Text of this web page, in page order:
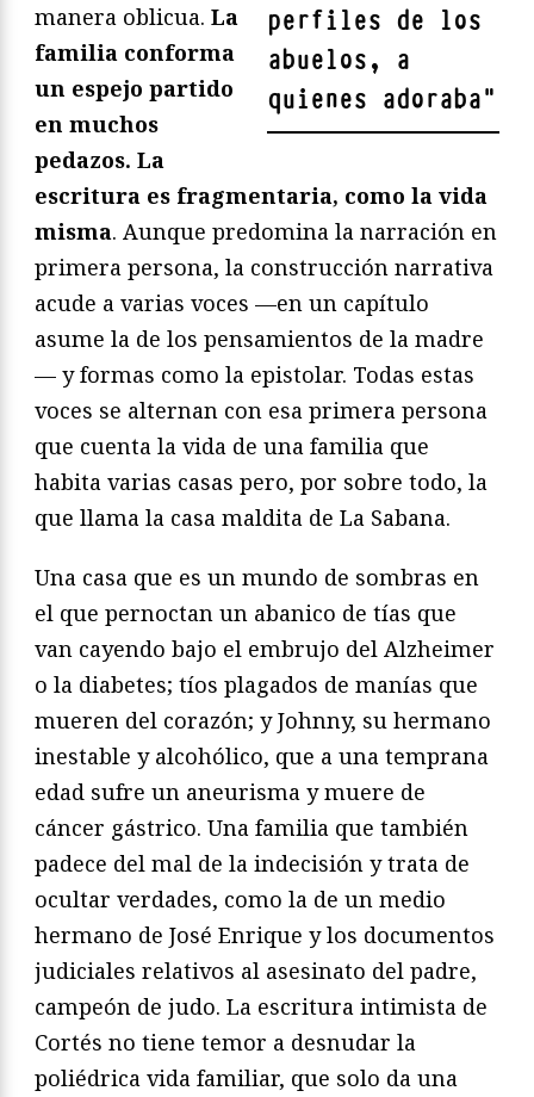
perfiles de los
abuelos, a
quienes adoraba"
manera oblicua. La
familia conforma
un espejo partido
en muchos
pedazos. La
escritura es fragmentaria, como la vida
misma. Aunque predomina la narración en
primera persona, la construcción narrativa
acude a varias voces —en un capítulo
asume la de los pensamientos de la madre
— y formas como la epistolar. Todas estas
voces se alternan con esa primera persona
que cuenta la vida de una familia que
habita varias casas pero, por sobre todo, la
que llama la casa maldita de La Sabana.
Una casa que es un mundo de sombras en
el que pernoctan un abanico de tías que
van cayendo bajo el embrujo del Alzheimer
o la diabetes; tíos plagados de manías que
mueren del corazón; y Johnny, su hermano
inestable y alcohólico, que a una temprana
edad sufre un aneurisma y muere de
cáncer gástrico. Una familia que también
padece del mal de la indecisión y trata de
ocultar verdades, como la de un medio
hermano de José Enrique y los documentos
judiciales relativos al asesinato del padre,
campeón de judo. La escritura intimista de
Cortés no tiene temor a desnudar la
poliédrica vida familiar, que solo da una